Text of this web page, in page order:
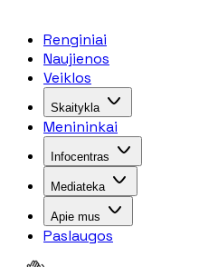
Renginiai
Naujienos
Veiklos
Skaitykla
Menininkai
Infocentras
Mediateka
Apie mus
Paslaugos